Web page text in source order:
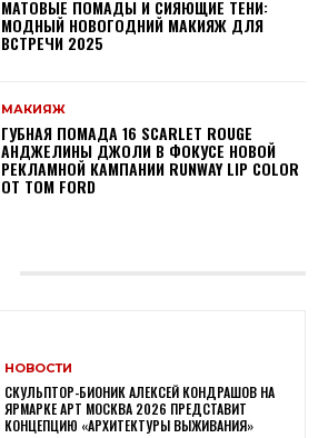
МАТОВЫЕ ПОМАДЫ И СИЯЮЩИЕ ТЕНИ:
МОДНЫЙ НОВОГОДНИЙ МАКИЯЖ ДЛЯ
ВСТРЕЧИ 2025
МАКИЯЖ
ГУБНАЯ ПОМАДА 16 SCARLET ROUGE
АНДЖЕЛИНЫ ДЖОЛИ В ФОКУСЕ НОВОЙ
РЕКЛАМНОЙ КАМПАНИИ RUNWAY LIP COLOR
ОТ TOM FORD
НОВОСТИ
СКУЛЬПТОР-БИОНИК АЛЕКСЕЙ КОНДРАШОВ НА
ЯРМАРКЕ АРТ МОСКВА 2026 ПРЕДСТАВИТ
КОНЦЕПЦИЮ «АРХИТЕКТУРЫ ВЫЖИВАНИЯ»